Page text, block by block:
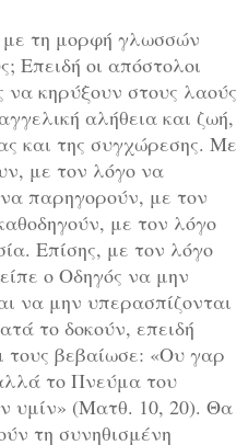
με τη μορφή γλωσσών
Επειδή οι απόστολοι
κηρύξουν στους λαούς
αλήθεια και ζωή,
και της συγχώρεσης. Με
με τον λόγο να
παρηγορούν, με τον
με τον λόγο
Επίσης, με τον λόγο
ο Οδηγός να μην
να μην υπερασπίζονται
το δοκούν, επειδή
τους βεβαίωσε: «Ου γαρ
το Πνεύμα του
υμίν» (Ματθ. 10, 20). Θα
τη συνηθισμένη